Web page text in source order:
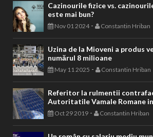
Cazinourile fizice vs.
este mai bun?
Nov 01 2024- Constantin Hriban
Uzina de la Mioveni a produs
numărul 8 milioane
May 11 2025 - Constantin Hriban
Referitor la rulmentii
Autoritatile Vamale Romane
Oct 29 2019 - Constantin Hriban